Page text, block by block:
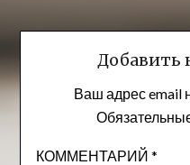
Добавить
Ваш адрес email
КОММЕНТАРИЙ *